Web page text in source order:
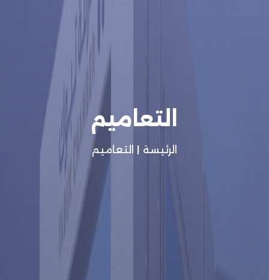
التعاميم
الرئيسة | التعاميم